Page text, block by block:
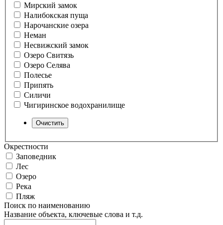
Мирский замок
Налибокская пуща
Нарочанские озера
Неман
Несвижский замок
Озеро Свитязь
Озеро Селява
Полесье
Припять
Силичи
Чигиринское водохранилище
Окрестности
Заповедник
Лес
Озеро
Река
Пляж
Поиск по наименованию
Название объекта, ключевые слова и т.д.